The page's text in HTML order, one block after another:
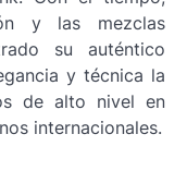
y las mezclas
su auténtico
y técnica la
de alto nivel en
internacionales.